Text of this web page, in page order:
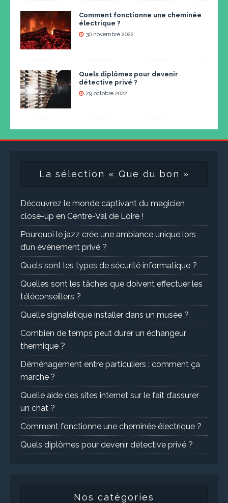
Comment fonctionne une cheminée
électrique ?
30 novembre 2022
Quels diplômes pour devenir
détective privé ?
29 octobre 2022
La sélection « Que du bon »
Découvrez le monde captivant du magicien
close-up en Centre-Val de Loire !
Pourquoi le jazz crée une ambiance unique lors
d’un événement privé ?
Quels sont les types de sécurité informatique ?
Quelles sont les tâches que doivent effectuer les
téléconseillers ?
Quelle signalétique installer dans un musée ?
Combien de temps peut durer un échangeur
thermique ?
Déménagement entre particuliers : comment ça
marche ?
Quelle aide des sites internet sur le fait d’assurer
un chat ?
Comment fonctionne une cheminée électrique ?
Quels diplômes pour devenir détective privé ?
Nos catégories